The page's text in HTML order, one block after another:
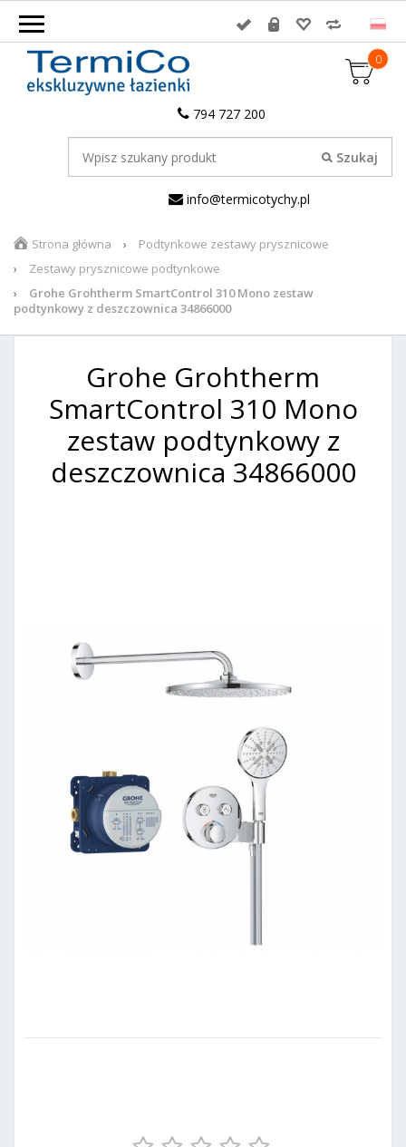
0
794 727 200
info@termicotychy.pl
Strona główna
Podtynkowe zestawy prysznicowe
Zestawy prysznicowe podtynkowe
Grohe Grohtherm SmartControl 310 Mono zestaw
podtynkowy z deszczownica 34866000
Grohe Grohtherm
SmartControl 310 Mono
zestaw podtynkowy z
deszczownica 34866000